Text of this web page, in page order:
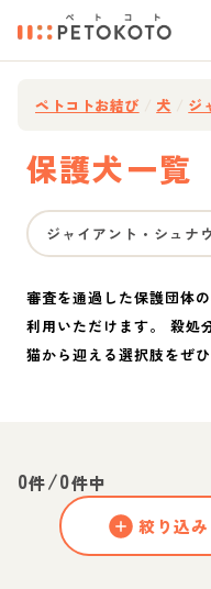
ペトコトお結び 犬 ジ
保護犬一覧
ジャイアント・シュナ
審査を通過した保護団体
利用いただけます。 殺処
猫から迎える選択肢をぜ
0件/0件中
絞り込み